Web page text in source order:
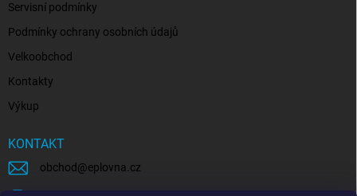
Servisní podmínky
Podmínky ochrany osobních údajů
Velkoobchod
Kontakty
Výkup
KONTAKT
obchod @eplovna.cz